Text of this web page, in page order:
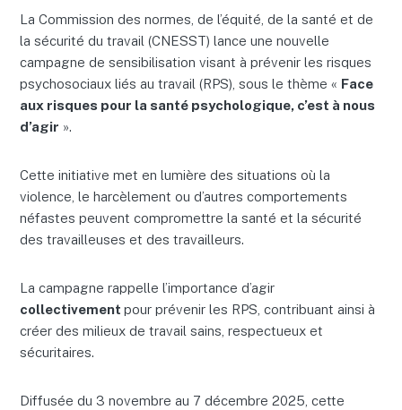
La Commission des normes, de l’équité, de la santé et de
la sécurité du travail (CNESST) lance une nouvelle
campagne de sensibilisation visant à prévenir les risques
psychosociaux liés au travail (RPS), sous le thème « Face
aux risques pour la santé psychologique, c’est à nous
d’agir ».
Cette initiative met en lumière des situations où la
violence, le harcèlement ou d’autres comportements
néfastes peuvent compromettre la santé et la sécurité
des travailleuses et des travailleurs.
La campagne rappelle l’importance d’agir
collectivementpour prévenir les RPS, contribuant ainsi à
créer des milieux de travail sains, respectueux et
sécuritaires.
Diffusée du 3 novembre au 7 décembre 2025, cette